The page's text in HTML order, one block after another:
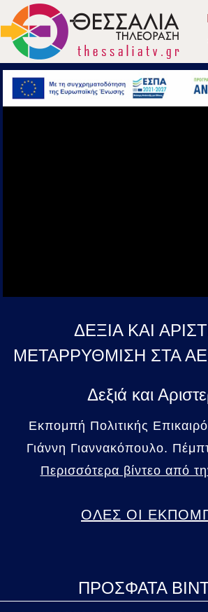
ΔΕΞΙΑ ΚΑΙ
ΜΕΤΑΡΡΥΘΜΙΣΗ ΣΤΑ
Δεξιά και
Εκπομπή Πολιτικής
Γιάννη Γιαννακόπουλο.
Περισσότερα βίντεο από
ΟΛΕΣ ΟΙ
ΠΡΟΣΦΑΤΑ